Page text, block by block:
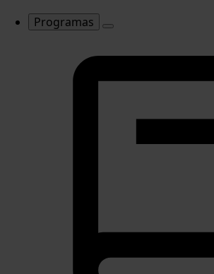
Programas